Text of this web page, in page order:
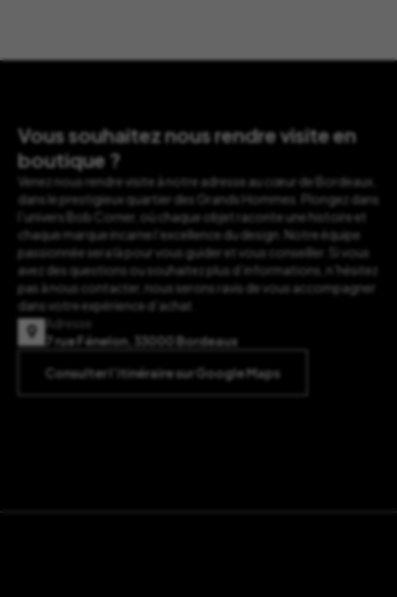
Vous souhaitez nous rendre visite en
boutique ?
Venez nous rendre visite à notre adresse au cœur de Bordeaux,
dans le prestigieux quartier des Grands Hommes. Plongez dans
l’univers Bob Corner, où chaque objet raconte une histoire et
chaque marque incarne l’excellence du design. Notre équipe
passionnée sera là pour vous guider et vous conseiller. Si vous
avez des questions ou souhaitez plus d’informations, n’hésitez
pas à nous contacter, nous serons ravis de vous accompagner
dans votre expérience d’achat.
Adresse
7 rue Fénelon, 33000 Bordeaux
Consulter l’itinéraire sur Google Maps